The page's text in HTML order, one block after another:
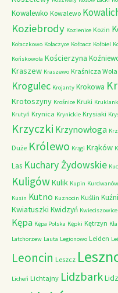
Kowalewko Kowalewo
Koziebrody Kozienice Kozin
Kołaczkowo Kołaczyce Kołbacz Kołbiel
Końskowola Kościerzyna
Kraszew Kraszewo Kraśnicza Wola
Krogulec Krojanty Krokowa
Krotoszyny Krośnice Kruki
Krutyń Krynica Krynickie Krysiaki
Krzyczki Krzynowłoga
Duże Królewo Krągi Krąków
Las Kuchary Żydowskie
KuligówKulik Kupin Kurdwanów
Kusin Kutno Kuznocin Kuślin
Kwiatuszki Kwidzyń Kwieciszowice
Kępa Kępa Polska Kępki Kętrzyn
Latchorzew Lauta Legionowo Leiden
Leoncin Leszcz
Licheń Lichtajny Lidzbark